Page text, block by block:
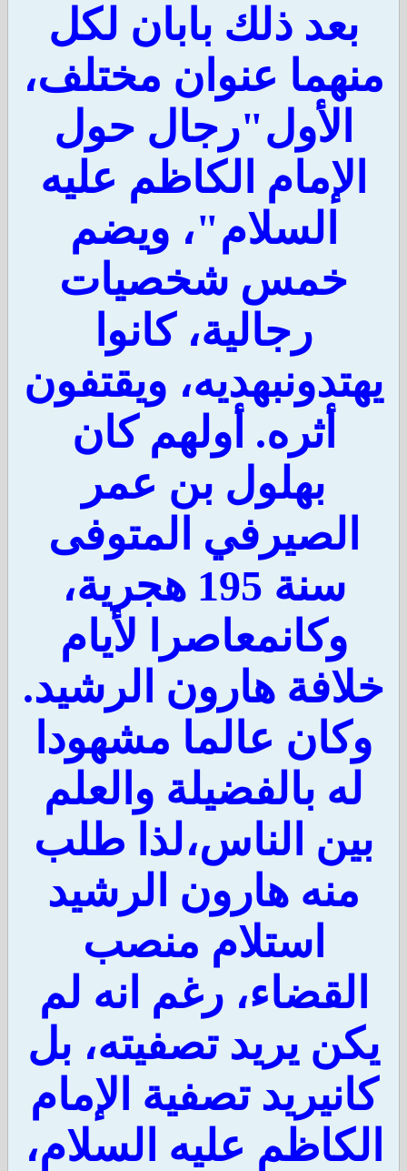
بعد ذلك بابان لكل
عنوان مختلف،
الأول"رجال حول
الكاظم عليه
السلام"، ويضم
خمس شخصيات
رجالية، كانوا
ويقتفون
أثره. أولهم كان
بهلول بن عمر
الصيرفي المتوفى
سنة 195 هجرية،
وكانمعاصرا لأيام
هارون الرشيد.
عالما مشهودا
بالفضيلة والعلم
الناس،لذا طلب
منه هارون الرشيد
استلام منصب
رغم انه لم
يريد تصفيته، بل
تصفية الإمام
عليه السلام،